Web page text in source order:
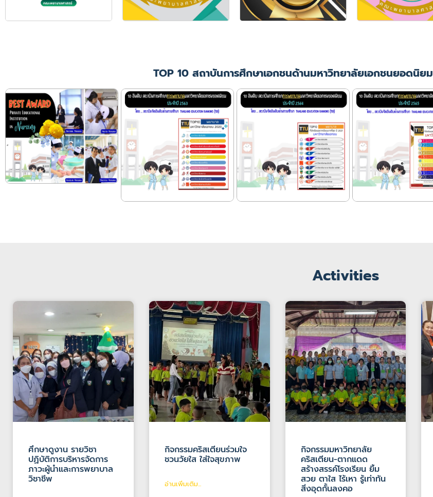
TOP 10 สถาบันการศึกษาเอกชนด้านมหาวิทยาลัยเอกชนยอดนิยม
Activities
ศึกษาดูงาน รายวิชา
ปฏิบัติการบริหารจัดการ
ภาวะผู้นำและการพยาบาล
วิชาชีพ
กิจกรรมคริสเตียนร่วมใจ
ชวนวัยใส ใส่ใจสุขภาพ
อ่านเพิ่มเติม...
กิจกรรมมหาวิทยาลัย
คริสเตียน-ตากแดด
สร้างสรรค์โรงเรียน ยิ้ม
สวย ตาใส ไร้เหา รู้เท่าทัน
สิ่งอุดกั้นลงคอ